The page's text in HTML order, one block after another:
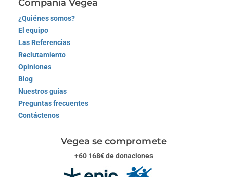
Compañía Vegea
¿Quiénes somos?
El equipo
Las Referencias
Reclutamiento
Opiniones
Blog
Nuestros guías
Preguntas frecuentes
Contáctenos
Vegea se compromete
+60 168€ de donaciones